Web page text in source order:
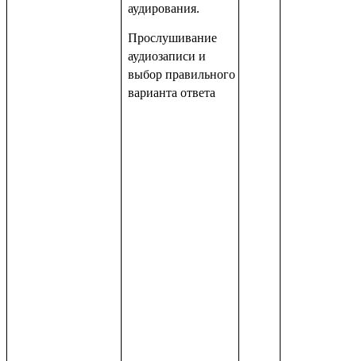
аудирования.
Прослушивание
аудиозаписи и
выбор правильного
варианта ответа